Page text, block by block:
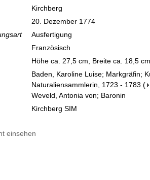
Kirchberg
20. Dezember 1774
Ausfertigung
Französisch
Höhe ca. 27,5 cm, Breite ca. 18,5
Baden, Karoline Luise; Markgräfin;
Naturaliensammlerin, 1723 - 1783 (
Weveld, Antonia von; Baronin
Kirchberg SIM
einsehen